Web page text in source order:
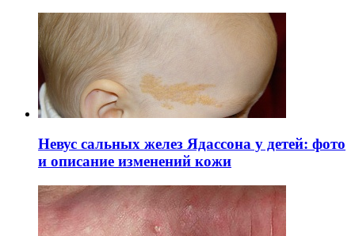
Невус сальных желез Ядассона у детей: фото
и описание изменений кожи